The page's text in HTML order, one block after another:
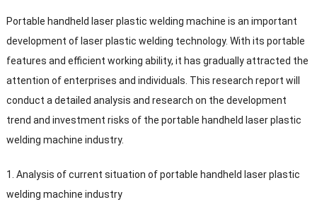
Portable handheld laser plastic welding machine is an important
development of laser plastic welding technology. With its portable
features and efficient working ability, it has gradually attracted the
attention of enterprises and individuals This research report will
conduct a detailed analysis and research on the development
trend and investment risks of the portable handheld laser plastic
welding machine industry.
1. Analysis of current situation of portable handheld laser plastic
welding machine industry